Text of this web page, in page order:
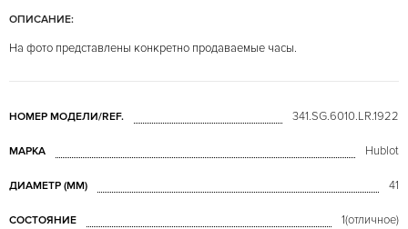
ОПИСАНИЕ:
На фото представлены конкретно продаваемые часы.
НОМЕР МОДЕЛИ/REF. 341.SG.6010.LR.1922
МАРКА Hublot
ДИАМЕТР (MM) 41
СОСТОЯНИЕ 1(отличное)